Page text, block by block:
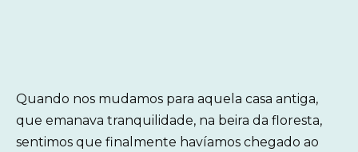
Quando nos mudamos para aquela casa antiga,
que emanava tranquilidade, na beira da floresta,
sentimos que finalmente havíamos chegado ao